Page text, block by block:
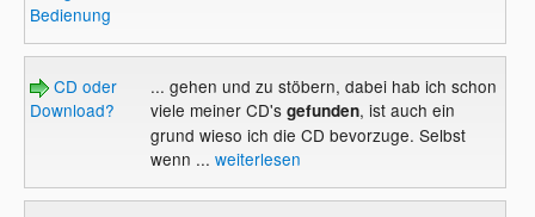
Bedienung
CD oder
Download?
... gehen und zu stöbern, dabei hab ich schon
viele meiner CD'sgefunden, ist auch ein
grund wieso ich die CD bevorzuge. Selbst
wenn ... weiterlesen